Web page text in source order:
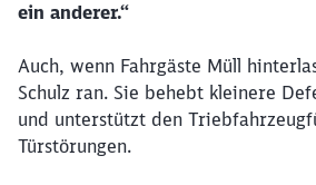
ein anderer.“
Auch, wenn Fahrgäste Müll
Schulz ran. Sie behebt kleinere
und unterstützt den
Türstörungen.